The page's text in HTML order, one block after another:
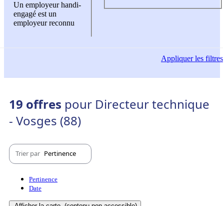
Un employeur handi-
engagé est un
employeur reconnu
Appliquerles filtres
19 offres pour Directeur technique
- Vosges (88)
Trier par Pertinence
Pertinence
Date